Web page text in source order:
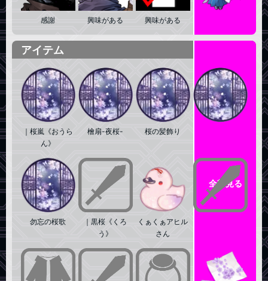
感謝 興味がある 興味がある
アイテム
全部見る
｜桜嵐《おうら
ん》
檜扇-夜桜- 桜の髪飾り
勿忘の桜歌
｜黒桜《くろ
う》
くぁくぁアヒル
さん